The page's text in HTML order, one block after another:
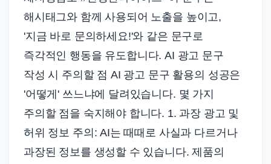
해시태그와 함께 사용되어 노출을 높이고,
'지금 바로 문의하세요!'와 같은 문구로
즉각적인 행동을 유도합니다. AI 광고 문구
작성 시 주의할 점 AI 광고 문구 활용의 성공은
'어떻게' 쓰느냐에 달려있습니다. 몇 가지
주의할 점을 숙지해야 합니다. 1. 과장 광고 및
허위 정보 주의: AI는 때때로 사실과 다르거나
과장된 정보를 생성할 수 있습니다. 제품의